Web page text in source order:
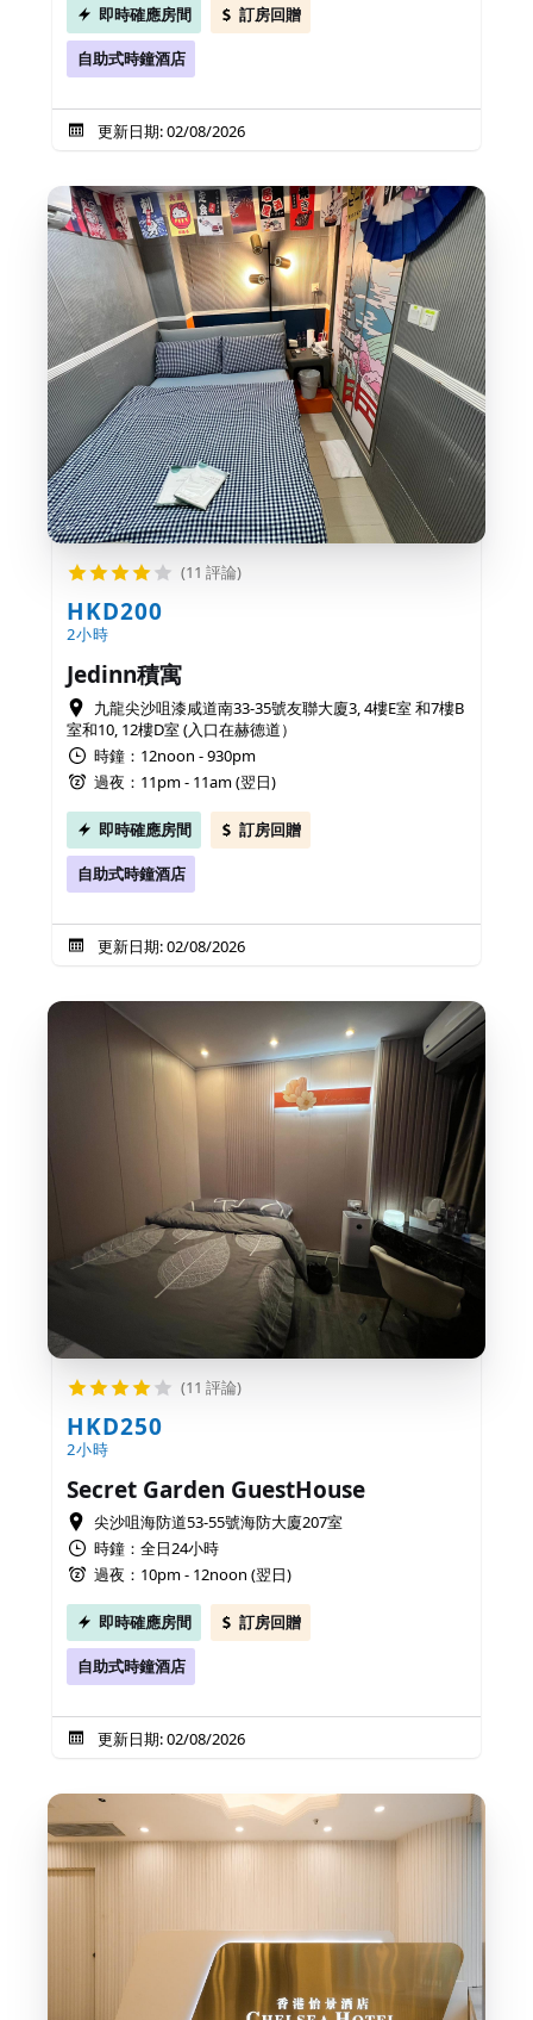
即時確應房間 訂房回贈
自助式時鐘酒店
更新日期: 02/08/2026
(11 評論)
HKD200
2小時
Jedinn積寓
九龍尖沙咀漆咸道南33-35號友聯大廈3, 4樓E室 和7樓B
室和10, 12樓D室 (入口在赫德道）
時鐘：12noon - 930pm
過夜：11pm - 11am (翌日)
即時確應房間 訂房回贈
自助式時鐘酒店
更新日期: 02/08/2026
(11 評論)
HKD250
2小時
Secret Garden GuestHouse
尖沙咀海防道53-55號海防大廈207室
時鐘：全日24小時
過夜：10pm - 12noon (翌日)
即時確應房間 訂房回贈
自助式時鐘酒店
更新日期: 02/08/2026